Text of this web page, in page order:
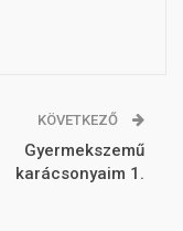
KÖVETKEZŐ
Gyermekszemű
karácsonyaim 1.